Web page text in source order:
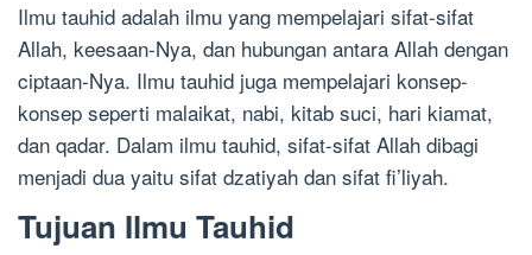
Ilmu tauhid adalah ilmu yang mempelajari sifat-sifat
Allah, keesaan-Nya, dan hubungan antara Allah dengan
ciptaan-Nya. Ilmu tauhid juga mempelajari konsep-
konsep seperti malaikat, nabi, kitab suci, hari kiamat,
dan qadar. Dalam ilmu tauhid, sifat-sifat Allah dibagi
menjadi dua yaitu sifat dzatiyah dan sifat fi’liyah.
Tujuan Ilmu Tauhid